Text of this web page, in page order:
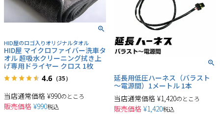
HID屋のロゴ入りオリジナルタオル
HID屋 マイクロファイバー洗車タ
オル 超吸水クリーニング拭き上
げ専用ドライヤー クロス 1枚
4.6 （35）
当店通常価格 ¥990のところ
販売価格 ¥990税込
延長用低圧ハーネス（バラスト
～電源間）1メートル 1本
当店通常価格 ¥1,420のところ
販売価格 ¥1,420税込